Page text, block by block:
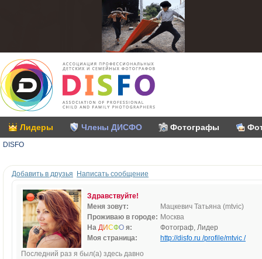
Лидеры Члены ДИСФО Фотографы
DISFO
Добавить в друзья Написать сообщение
Здравствуйте!
Меня зовут:
Мацкевич Татьяна (mtvic)
Проживаю в городе: Москва
На ДИСФО я:
Фотограф, Лидер
Моя страница:
http://disfo.ru /profile/mtvic /
Последний раз я был(а) здесь давно